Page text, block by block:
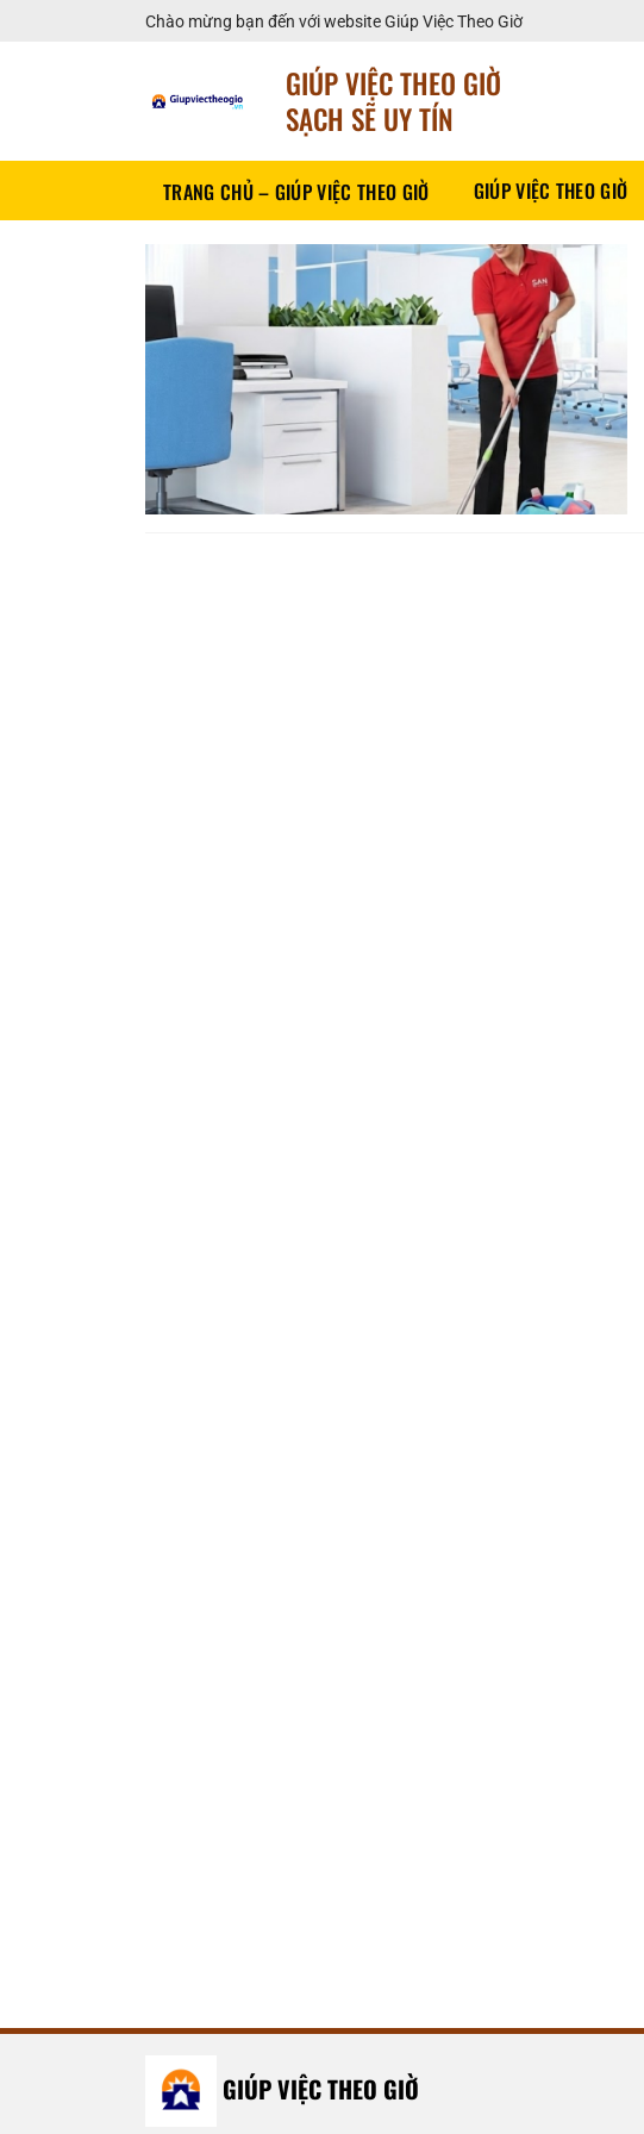
Chào mừng bạn đến với website Giúp Việc Theo Giờ
GIÚP VIỆC THEO GIỜ
SẠCH SẼ UY TÍN
TRANG CHỦ – GIÚP VIỆC THEO GIỜ GIÚP VIỆC THEO GIỜ
GIÚP VIỆC THEO GIỜ